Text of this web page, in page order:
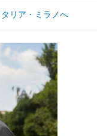
リア・ミラノへ